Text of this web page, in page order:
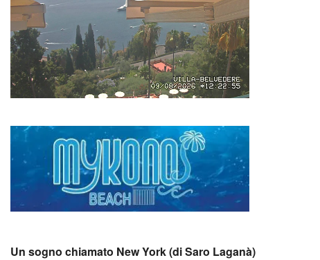
Un sogno chiamato New York (di Saro Laganà)